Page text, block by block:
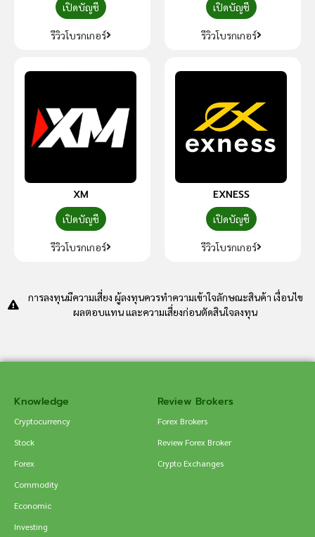
เปิดบัญชี
รีวิวโบรกเกอร์
เปิดบัญชี
รีวิวโบรกเกอร์
XM
เปิดบัญชี
รีวิวโบรกเกอร์
EXNESS
เปิดบัญชี
รีวิวโบรกเกอร์
การลงทุนมีความเสี่ยง ผู้ลงทุนควรทำความเข้าใจลักษณะสินค้า เงื่อนไข
ผลตอบแทน และความเสี่ยงก่อนตัดสินใจลงทุน
Knowledge
Cryptocurrency
Stock
Forex
Commodity
Economic
Investing
Review Brokers
Forex Brokers
Review Forex Broker
Crypto Exchanges